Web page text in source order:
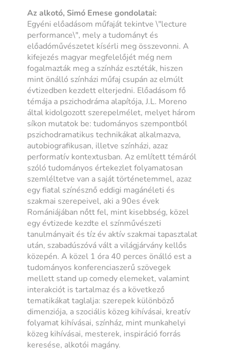
Az alkotó, Simó Emese gondolatai:
Egyéni előadásom műfaját tekintve \"lecture
performance\", mely a tudományt és
előadóművészetet kísérli meg összevonni. A
kifejezés magyar megfelelőjét még nem
fogalmazták meg a színház esztéták, hiszen
mint önálló színházi műfaj csupán az elmúlt
évtizedben kezdett elterjedni. Előadásom fő
témája a pszichodráma alapítója, J.L. Moreno
által kidolgozott szerepelmélet, melyet három
síkon mutatok be: tudományos szempontból
pszichodramatikus technikákat alkalmazva,
autobiografikusan, illetve színházi, azaz
performatív kontextusban. Az említett témáról
szóló tudományos értekezlet folyamatosan
szemléltetve van a saját történetemmel, azaz
egy fiatal színésznő eddigi magánéleti és
szakmai szerepeivel, aki a 90es évek
Romániájában nőtt fel, mint kisebbség, közel
egy évtizede kezdte el színművészeti
tanulmányait és tíz év aktív szakmai tapasztalat
után, szabadúszóvá vált a világjárvány kellős
közepén. A közel 1 óra 40 perces önálló est a
tudományos konferenciaszerű szövegek
mellett stand up comedy elemeket, valamint
interakciót is tartalmaz és a következő
tematikákat taglalja: szerepek különböző
dimenziója, a szociális közeg kihívásai, kreatív
folyamat kihívásai, színház, mint munkahelyi
közeg kihívásai, mesterek, inspiráció forrás
keresése, alkotói magány.